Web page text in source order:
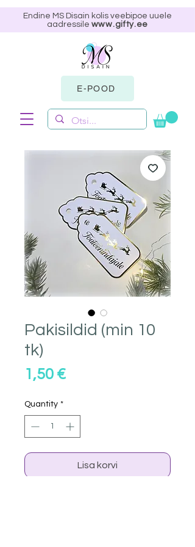
Endine MS Disain kolis veebipoe uuele
aadressile www.gifty.ee
E-POOD
Pakisildid (min 10
tk)
1,50 €Price
Quantity *
Lisa korvi